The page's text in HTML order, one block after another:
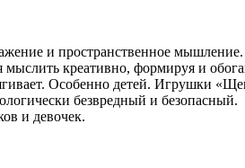
и пространственное мышление.
креативно, формируя и
Особенно детей. Игрушки
безвредный и безопасный.
и девочек.